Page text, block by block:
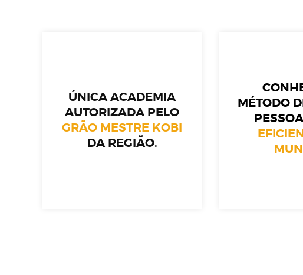
ÚNICA ACADEMIA
AUTORIZADA PELO
GRÃO MESTRE KOBI
DA REGIÃO.
MÉTODO